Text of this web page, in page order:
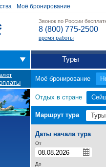
Моё бронирование
Звонок по России
8 (800) 775-2500
время работы
Туры
Моё бронирование
Отдых в стране
Маршрут тура
Даты начала тура
От
До